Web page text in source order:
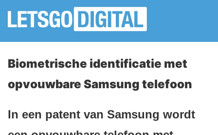
Biometrische identificatie met
opvouwbare Samsung telefoon
In een patent van Samsung wordt